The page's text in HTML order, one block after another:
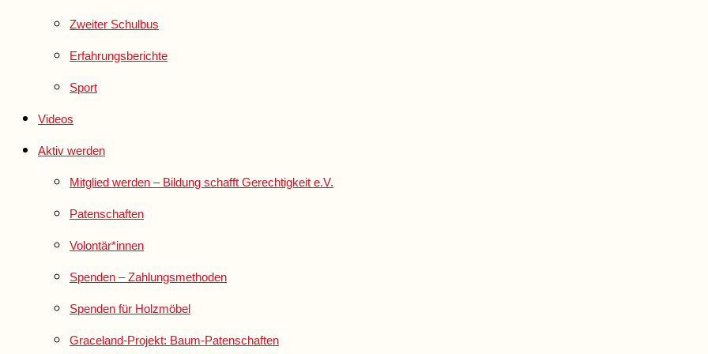
Zweiter Schulbus
Erfahrungsberichte
Sport
Videos
Aktiv werden
Mitglied werden – Bildung schafft Gerechtigkeit e.V.
Patenschaften
Volontär*innen
Spenden – Zahlungsmethoden
Spenden für Holzmöbel
Graceland-Projekt: Baum-Patenschaften